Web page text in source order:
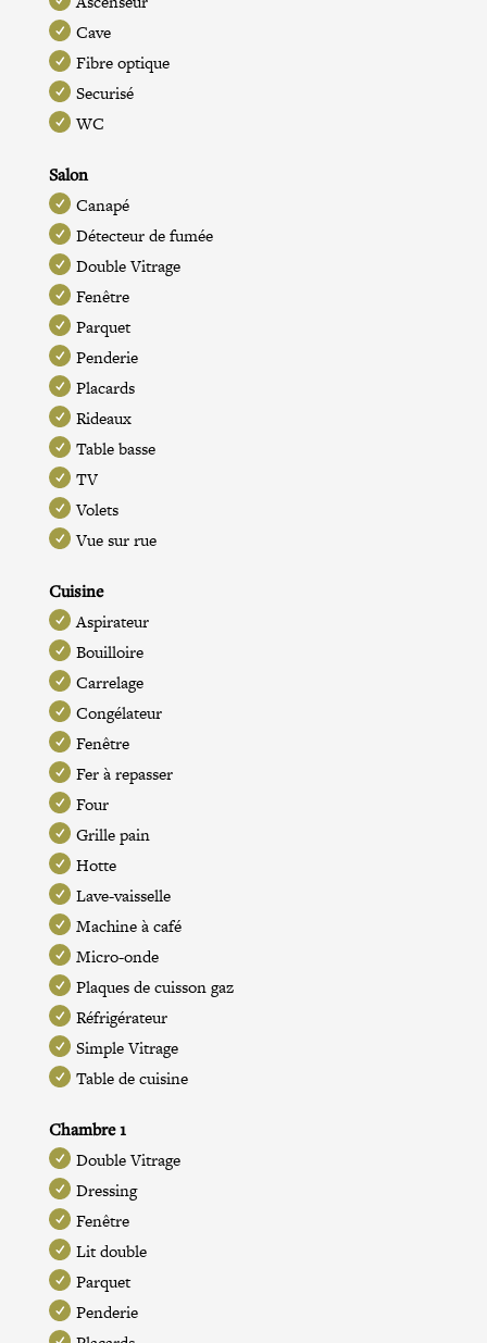
Cave
Fibre optique
Securisé
WC
Salon
Canapé
Détecteur de fumée
Double Vitrage
Fenêtre
Parquet
Penderie
Placards
Rideaux
Table basse
TV
Volets
Vue sur rue
Cuisine
Aspirateur
Bouilloire
Carrelage
Congélateur
Fenêtre
Fer à repasser
Four
Grille pain
Hotte
Lave-vaisselle
Machine à café
Micro-onde
Plaques de cuisson gaz
Réfrigérateur
Simple Vitrage
Table de cuisine
Chambre 1
Double Vitrage
Dressing
Fenêtre
Lit double
Parquet
Penderie